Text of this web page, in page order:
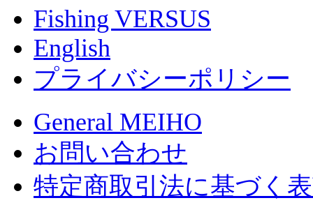
Fishing VERSUS
English
プライバシーポリシー
General MEIHO
お問い合わせ
特定商取引法に基づく